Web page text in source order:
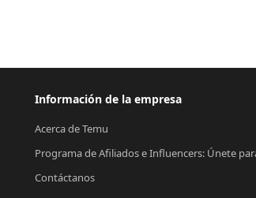
Información de la empresa
Acerca de Temu
Programa de Afiliados e Influencers: Únete
Contáctanos